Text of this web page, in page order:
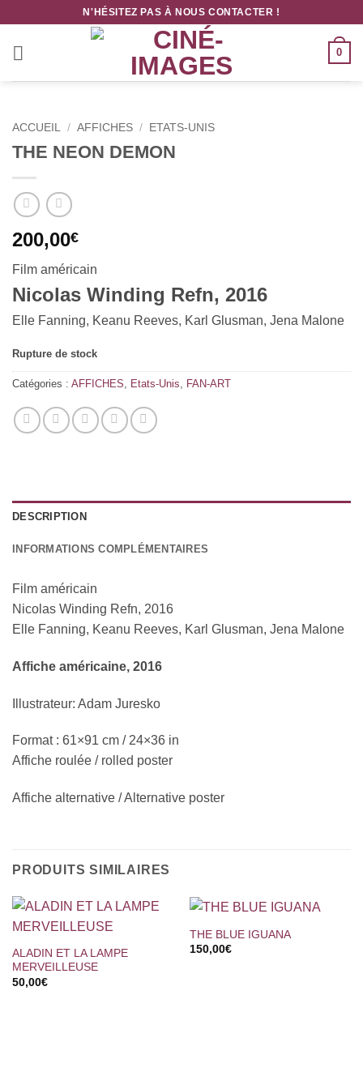
contenu
N'HÉSITEZ PAS À NOUS CONTACTER !
0
ACCUEIL / AFFICHES / ETATS-UNIS
THE NEON DEMON
200,00€
Film américain
Nicolas Winding Refn, 2016
Elle Fanning, Keanu Reeves, Karl Glusman, Jena Malone
Rupture de stock
Catégories : AFFICHES, Etats-Unis, FAN-ART
DESCRIPTION
INFORMATIONS COMPLÉMENTAIRES
Film américain
Nicolas Winding Refn, 2016
Elle Fanning, Keanu Reeves, Karl Glusman, Jena Malone
Affiche américaine, 2016
Illustrateur: Adam Juresko
Format : 61×91 cm / 24×36 in
Affiche roulée / rolled poster
Affiche alternative / Alternative poster
PRODUITS SIMILAIRES
ALADIN ET LA LAMPE
MERVEILLEUSE
50,00€
THE BLUE IGUANA
150,00€